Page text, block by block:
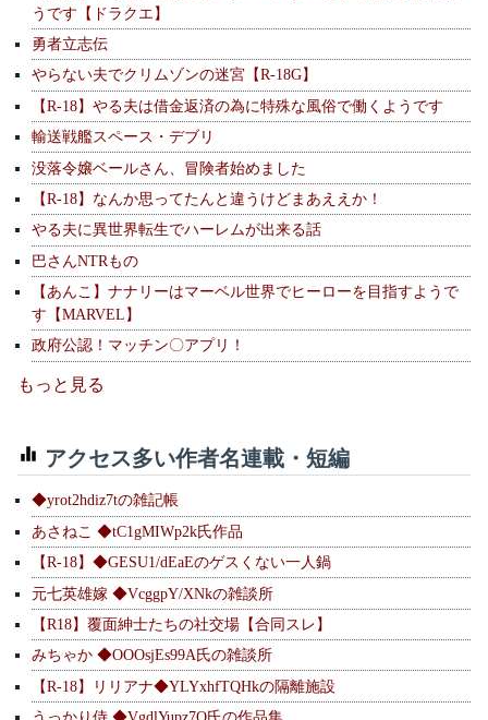
うです【ドラクエ】
勇者立志伝
やらない夫でクリムゾンの迷宮【R-18G】
【R-18】やる夫は借金返済の為に特殊な風俗で働くようです
輸送戦艦スペース・デブリ
没落令嬢ベールさん、冒険者始めました
【R-18】なんか思ってたんと違うけどまあええか！
やる夫に異世界転生でハーレムが出来る話
巴さんNTRもの
【あんこ】ナナリーはマーベル世界でヒーローを目指すようで
す【MARVEL】
政府公認！マッチン〇アプリ！
もっと見る
アクセス多い作者名連載・短編
◆yrot2hdiz7tの雑記帳
あさねこ ◆tC1gMIWp2k氏作品
【R-18】◆GESU1/dEaEのゲスくない一人鍋
元七英雄嫁 ◆VcggpY/XNkの雑談所
【R18】覆面紳士たちの社交場【合同スレ】
みちゃか ◆OOOsjEs99A氏の雑談所
【R-18】リリアナ◆YLYxhfTQHkの隔離施設